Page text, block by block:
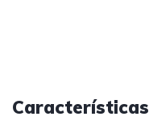
Características